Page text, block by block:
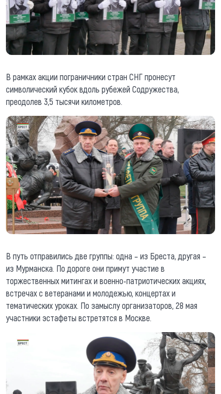
В рамках акции пограничники стран СНГ пронесут
символический кубок вдоль рубежей Содружества,
преодолев 3,5 тысячи километров.
В путь отправились две группы: одна – из Бреста, другая –
из Мурманска. По дороге они примут участие в
торжественных митингах и военно-патриотических акциях,
встречах с ветеранами и молодежью, концертах и
тематических уроках. По замыслу организаторов, 28 мая
участники эстафеты встретятся в Москве.